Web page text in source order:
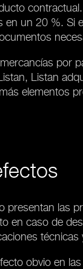
un 20 %. Si
por
Listan
elementos
las
en caso de
obvio en